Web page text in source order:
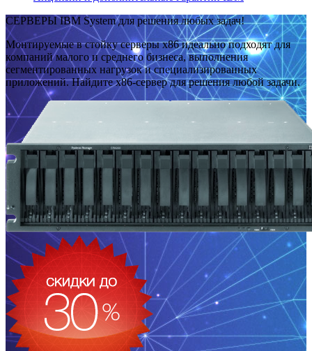
СЕРВЕРЫ IBM System для решения любых задач!
Монтируемые в стойку серверы x86 идеально подходят для
компаний малого и среднего бизнеса, выполнения
сегментированных нагрузок и специализированных
приложений. Найдите x86-сервер для решения любой задачи.